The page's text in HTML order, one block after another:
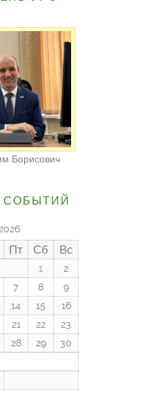
Борисович
СОБЫТИЙ
Пт Сб Вс
1
2
7 8
9
14 15
16
21 22
23
28 29
30